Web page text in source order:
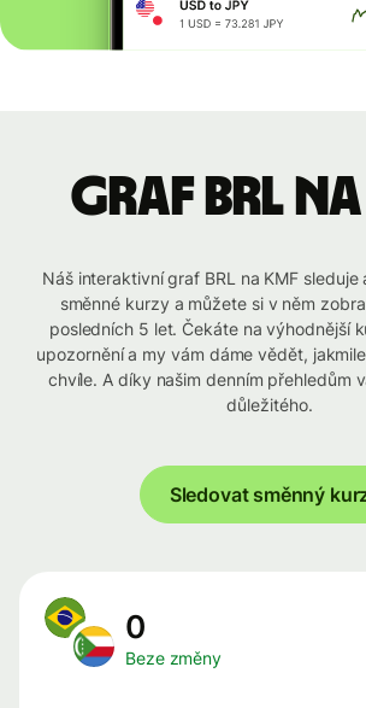
graf BRL na
Náš interaktivní graf BRL na KMF
směnné kurzy a můžete si v něm
posledních 5 let. Čekáte na výhodnější
upozornění a my vám dáme vědět,
chvíle. A díky našim denním přehledům
důležitého.
Sledovat směnný
0
Beze změny